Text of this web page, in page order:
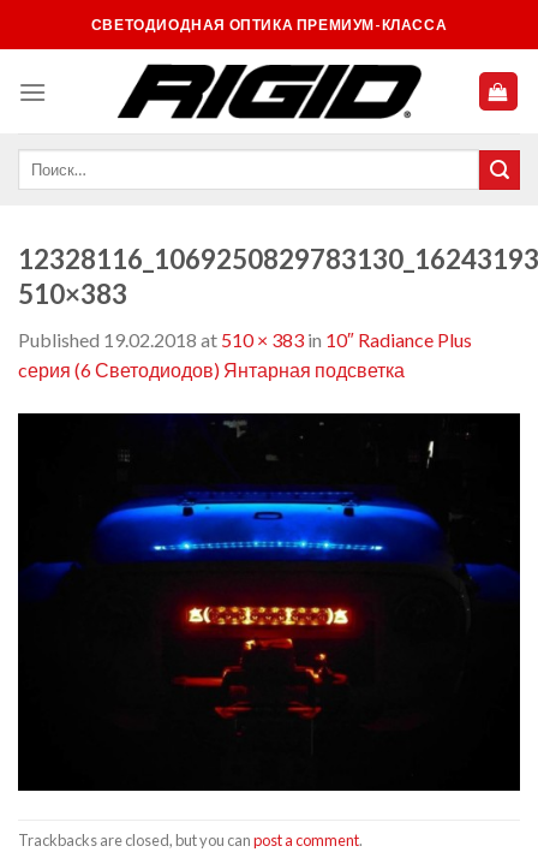
to
СВЕТОДИОДНАЯ ОПТИКА ПРЕМИУМ-КЛАССА
510×383
Published 19.02.2018 at 510 × 383 in 10″ Radiance Plus
cерия (6 Светодиодов) Янтарная подсветка
Trackbacks are closed, but you canpost a comment.